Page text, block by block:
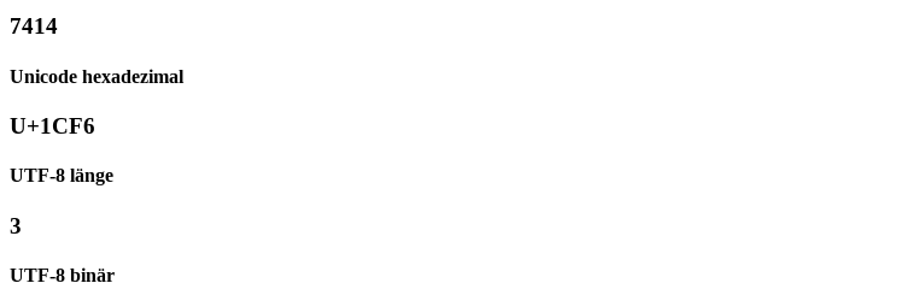
7414
Unicode hexadezimal
U+1CF6
UTF-8 länge
3
UTF-8 binär